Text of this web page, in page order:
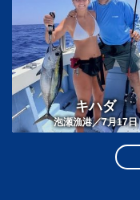
キハダ
泡瀬漁港／7月17日